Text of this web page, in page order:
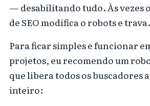
— desabilitando tudo. Às vezes
de SEO modifica o robots e trava.
Para ficar simples e funcionar
projetos, eu recomendo um
que libera todos os buscadores
inteiro: